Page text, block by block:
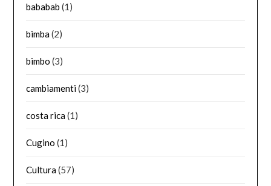
bababab (1)
bimba(2)
bimbo (3)
cambiamenti(3)
costa rica(1)
Cugino (1)
Cultura(57)